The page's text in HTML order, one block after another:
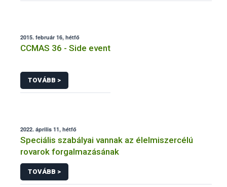
2015. február 16, hétfő
CCMAS 36 - Side event
TOVÁBB >
2022. április 11, hétfő
Speciális szabályai vannak az élelmiszercélú
rovarok forgalmazásának
TOVÁBB >